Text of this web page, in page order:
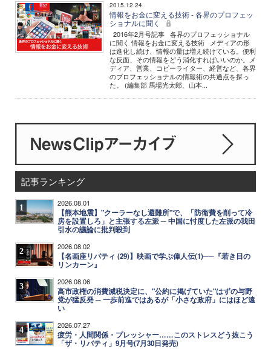
2015.12.24
情報をお金に変える技術 - 各界のプロフェッ
ショナルに聞く
2016年2月号記事 各界のプロフェッショナル
に聞く 情報をお金に変える技術 メディアの形
は進化し続け、情報の量は増え続けている。便利
な反面、その情報をどう消化すればいいのか。メ
ディア、営業、コピーライター、経営など、各界
のプロフェッショナルの情報術の共通点を探っ
た。 (編集部 馬場光太郎、山本...
記事ランキング
1 2026.08.01
【熊本地震】"クーラーなし避難所"で、「防衛費を削って冷
房を設置しろ」と主張する左派 ─ 中国に忖度した左派の我田
引水の議論に批判殺到
2 2026.08.02
【名画座リバティ (29)】映画で学ぶ偉人伝(1)──『若き日の
リンカーン』
3 2026.08.06
高市政権の消費減税決定に、"公約に掲げていた"はずの与野
党が猛反発 ─ 一歩前進ではあるが「小さな政府」にはほど遠
い
4 2026.07.27
疲労・人間関係・プレッシャー……このストレスどう抜こう
「ザ・リバティ」9月号(7月30日発売)